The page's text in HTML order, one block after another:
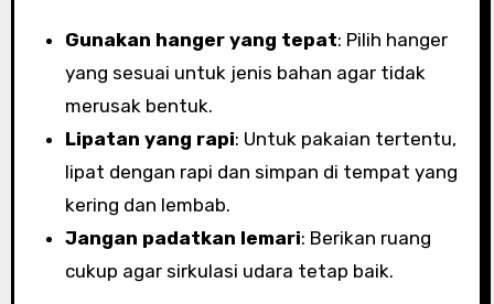
Gunakan hanger yang tepat: Pilih hanger
yang sesuai untuk jenis bahan agar tidak
merusak bentuk.
Lipatan yang rapi: Untuk pakaian tertentu,
lipat dengan rapi dan simpan di tempat yang
kering dan lembab.
Jangan padatkan lemari: Berikan ruang
cukup agar sirkulasi udara tetap baik.